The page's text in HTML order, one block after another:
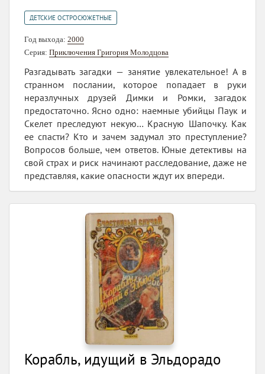
ДЕТСКИЕ ОСТРОСЮЖЕТНЫЕ
Год выхода: 2000
Серия: Приключения Григория Молодцова
Разгадывать загадки — занятие увлекательное! А в
странном послании, которое попадает в руки
неразлучных друзей Димки и Ромки, загадок
предостаточно. Ясно одно: наемные убийцы Паук и
Скелет преследуют некую… Красную Шапочку. Как
ее спасти? Кто и зачем задумал это преступление?
Вопросов больше, чем ответов. Юные детективы на
свой страх и риск начинают расследование, даже не
представляя, какие опасности ждут их впереди.
Корабль, идущий в Эльдорадо